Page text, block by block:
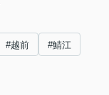
#越前 #鯖江